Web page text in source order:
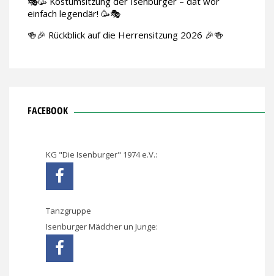
einfach legendär! 🥳🎭
🍻🎉 Rückblick auf die Herrensitzung 2026 🎉🍻
FACEBOOK
KG "Die Isenburger" 1974 e.V.:
Tanzgruppe
Isenburger Mädcher un Junge: